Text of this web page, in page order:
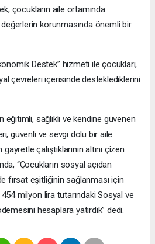
çocukların aile ortamında
korunmasında önemli bir
Destek” hizmeti ile çocukları,
çevreleri içerisinde desteklediklerini
eğitimli, sağlıklı ve kendine güvenen
güvenli ve sevgi dolu bir aile
çalıştıklarının altını çizen
“Çocukların sosyal açıdan
fırsat eşitliğinin sağlanması için
milyon lira tutarındaki Sosyal ve
hesaplara yatırdık” dedi.